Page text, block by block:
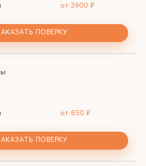
от 3900 ₽
ПОВЕРКУ
от 850 ₽
ПОВЕРКУ